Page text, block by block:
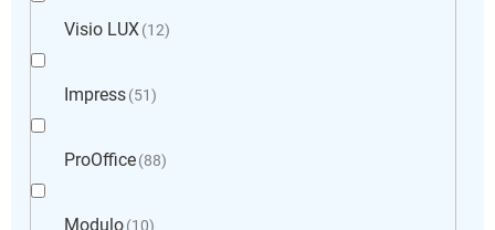
Visio LUX 12
Impress 51
ProOffice 88
Modulo 10